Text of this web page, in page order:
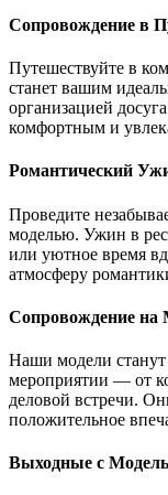
Сопровождение в
Путешествуйте в
станет вашим
организацией
комфортным и
Романтический
Проведите
моделью. Ужин в
или уютное время
атмосферу
Сопровождение на
Наши модели
мероприятии — от
деловой встречи.
положительное
Выходные с